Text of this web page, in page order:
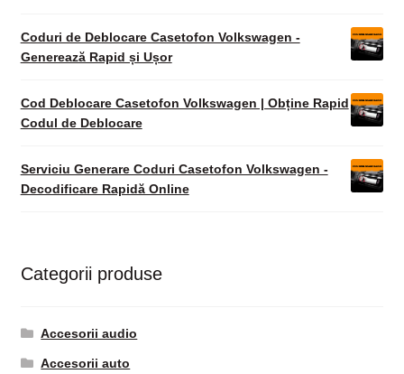
Coduri de Deblocare Casetofon Volkswagen -
Generează Rapid și Ușor
Cod Deblocare Casetofon Volkswagen | Obține Rapid
Codul de Deblocare
Serviciu Generare Coduri Casetofon Volkswagen -
Decodificare Rapidă Online
Categorii produse
Accesorii audio
Accesorii auto